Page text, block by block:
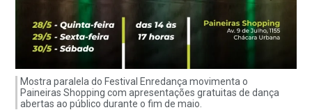
Mostra paralela do Festival Enredança movimenta o
Paineiras Shopping com apresentações gratuitas de dança
abertas ao público durante o fim de maio.